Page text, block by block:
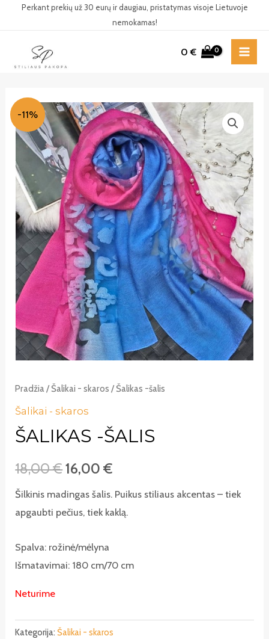
PereitiPerkant prekių už 30 eurų ir daugiau, pristatymas visoje Lietuvoje
nemokamas!
0 €
-11%
Pradžia / Šalikai - skaros / Šalikas -šalis
Šalikai - skaros
ŠALIKAS -ŠALIS
18,00€16,00€
Šilkinis madingas šalis. Puikus stiliaus akcentas – tiek
apgaubti pečius, tiek kaklą.
Spalva: rožinė/mėlyna
Išmatavimai: 180 cm/70 cm
Neturime
Kategorija:Šalikai - skaros